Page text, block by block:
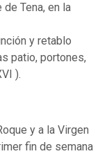
Tena, en la
y retablo
patio, portones,
).
y a la Virgen
fin de semana